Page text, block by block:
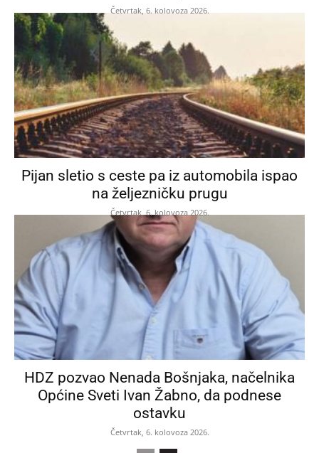
Četvrtak, 6. kolovoza 2026.
Pijan sletio s ceste pa iz automobila ispao
na željezničku prugu
Četvrtak, 6. kolovoza 2026.
HDZ pozvao Nenada Bošnjaka, načelnika
Općine Sveti Ivan Žabno, da podnese
ostavku
Četvrtak, 6. kolovoza 2026.